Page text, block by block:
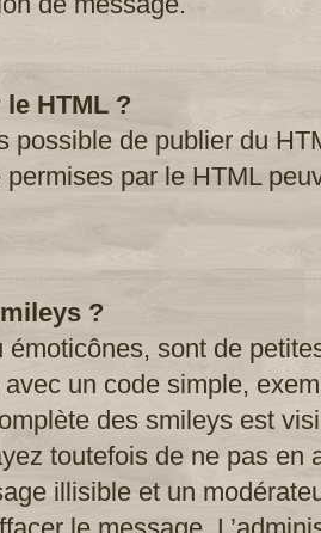
HTML ?
possible de publier du
par le HTML
?
émoticônes, sont de
un code simple,
des smileys est
toutefois de ne pas en
illisible et un